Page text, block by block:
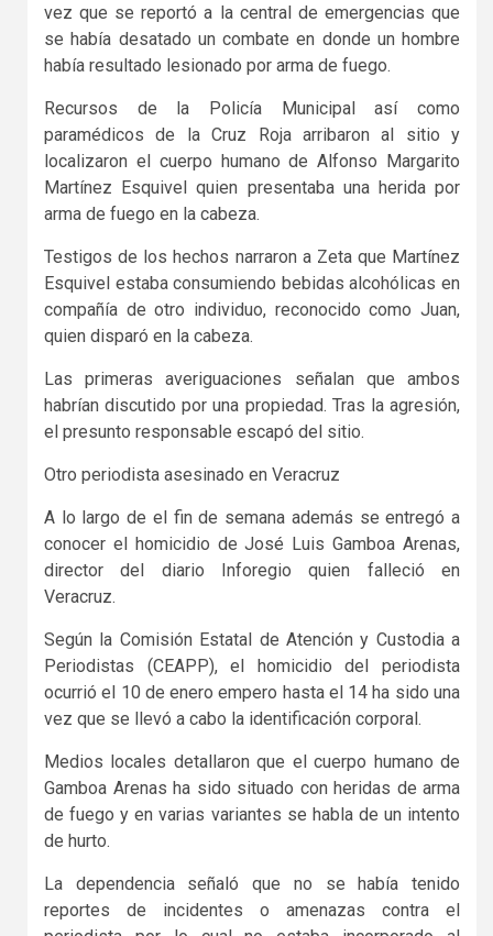
vez que se reportó a la central de emergencias que
se había desatado un combate en donde un hombre
había resultado lesionado por arma de fuego.
Recursos de la Policía Municipal así como
paramédicos de la Cruz Roja arribaron al sitio y
localizaron el cuerpo humano de Alfonso Margarito
Martínez Esquivel quien presentaba una herida por
arma de fuego en la cabeza.
Testigos de los hechos narraron a Zeta que Martínez
Esquivel estaba consumiendo bebidas alcohólicas en
compañía de otro individuo, reconocido como Juan,
quien disparó en la cabeza.
Las primeras averiguaciones señalan que ambos
habrían discutido por una propiedad. Tras la agresión,
el presunto responsable escapó del sitio.
Otro periodista asesinado en Veracruz
A lo largo de el fin de semana además se entregó a
conocer el homicidio de José Luis Gamboa Arenas,
director del diario Inforegio quien falleció en
Veracruz.
Según la Comisión Estatal de Atención y Custodia a
Periodistas (CEAPP), el homicidio del periodista
ocurrió el 10 de enero empero hasta el 14 ha sido una
vez que se llevó a cabo la identificación corporal.
Medios locales detallaron que el cuerpo humano de
Gamboa Arenas ha sido situado con heridas de arma
de fuego y en varias variantes se habla de un intento
de hurto.
La dependencia señaló que no se había tenido
reportes de incidentes o amenazas contra el